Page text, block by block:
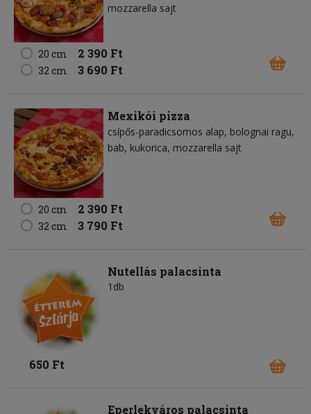
mozzarella sajt
20 cm 2 390 Ft
32 cm 3 690 Ft
Mexikói pizza
csípős-paradicsomos alap bolognai ragu
bab kukorica mozzarella sajt
20 cm 2 390 Ft
32 cm 3 790 Ft
Nutellás palacsinta
1db
650 Ft
Eperlekváros palacsinta